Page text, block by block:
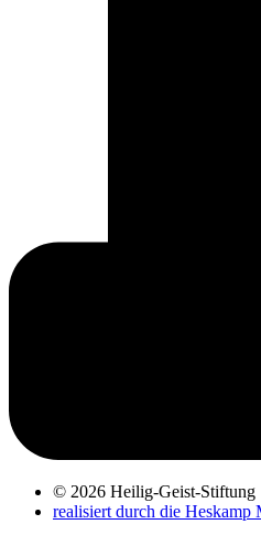
© 2026 Heilig-Geist-Stiftung
realisiert durch die Heskamp